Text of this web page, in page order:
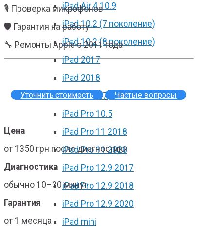
iPad Air 4 10.9
iPad 10.2 (7 поколение)
iPad 10.2 (8 поколение)
iPad 2017
iPad 2018
iPad Pro 9.7
iPad Pro 10.5
iPad Pro 11 2018
iPad Pro 11 2020
iPad Pro 12.9 2017
iPad Pro 12.9 2018
iPad Pro 12.9 2020
iPad mini
🎙 Проверка микрофонов
🛡 Гарантия на работу
🔧 Ремонты Apple с 2011 года
Уточнить стоимость Частые вопросы
Цена
от 1350 грн после диагностики
Диагностика
обычно 10–30 минут
Гарантия
от 1 месяца